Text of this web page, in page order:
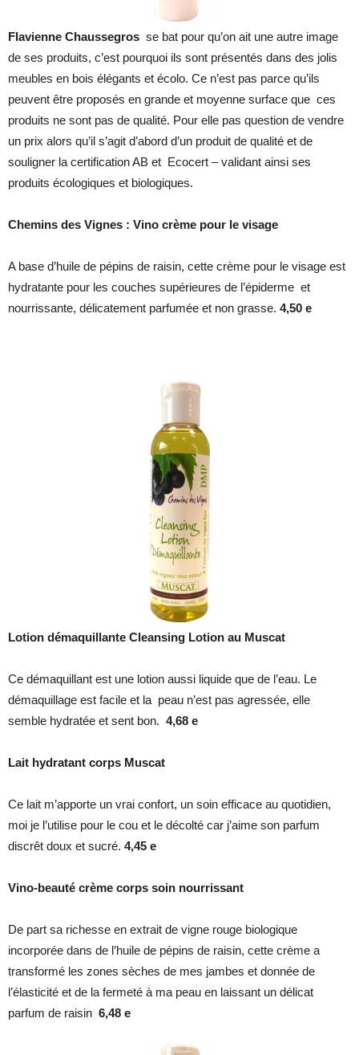
Flavienne Chaussegros se bat pour qu’on ait une autre image
de ses produits, c’est pourquoi ils sont présentés dans des jolis
meubles en bois élégants et écolo. Ce n’est pas parce qu’ils
peuvent être proposés en grande et moyenne surface que ces
produits ne sont pas de qualité. Pour elle pas question de vendre
un prix alors qu’il s’agit d’abord d’un produit de qualité et de
souligner la certification AB et Ecocert – validant ainsi ses
produits écologiques et biologiques.
Chemins des Vignes : Vino crème pour le visage
A base d’huile de pépins de raisin, cette crème pour le visage est
hydratante pour les couches supérieures de l’épiderme et
nourrissante, délicatement parfumée et non grasse. 4,50 e
Lotion démaquillante Cleansing Lotion au Muscat
Ce démaquillant est une lotion aussi liquide que de l’eau. Le
démaquillage est facile et la peau n’est pas agressée, elle
semble hydratée et sent bon. 4,68 e
Lait hydratant corps Muscat
Ce lait m’apporte un vrai confort, un soin efficace au quotidien,
moi je l’utilise pour le cou et le décolté car j’aime son parfum
discrêt doux et sucré. 4,45 e
Vino-beauté crème corps soin nourrissant
De part sa richesse en extrait de vigne rouge biologique
incorporée dans de l’huile de pépins de raisin, cette crème a
transformé les zones sèches de mes jambes et donnée de
l’élasticité et de la fermeté à ma peau en laissant un délicat
parfum de raisin 6,48 e